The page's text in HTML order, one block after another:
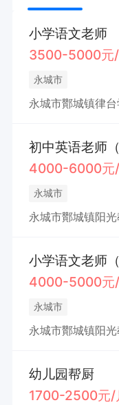
小学语文老师
3500-5000元/
永城市
永城市酇城镇律台
初中英语老师
4000-6000元/
永城市
永城市酇城镇阳
小学语文老师
4000-5000元/
永城市
永城市酇城镇阳光
幼儿园帮厨
1700-2500元/